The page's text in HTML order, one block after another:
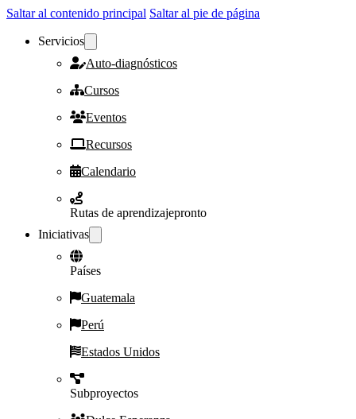
Saltar al contenido principal Saltar al pie de página
Servicios
Auto-diagnósticos
Cursos
Eventos
Recursos
Calendario
Rutas de aprendizajepronto
Iniciativas
Países
Guatemala
Perú
Estados Unidos
Subproyectos